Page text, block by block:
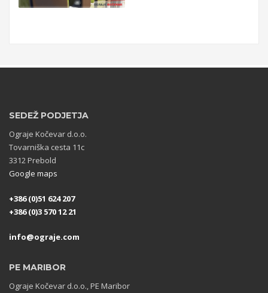
SEDEŽ PODJETJA
Ograje Kočevar d.o.o.
Tovarniška cesta 11c
3312 Prebold
Google maps
+386 (0)51 624 207
+386 (0)3 570 12 21
info@ograje.com
PE MARIBOR
Ograje Kočevar d.o.o., PE Maribor